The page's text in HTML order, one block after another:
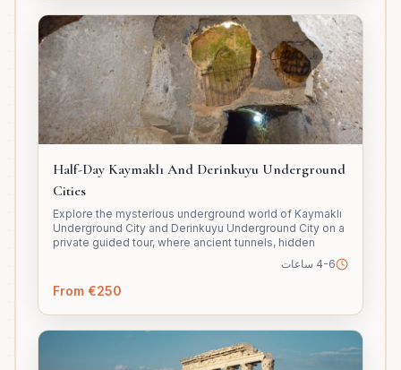
Half-Day Kaymaklı And Derinkuyu Underground
Cities
Explore the mysterious underground world of Kaymaklı
Underground City and Derinkuyu Underground City on a
private guided tour, where ancient tunnels, hidden
chambers, and remarkable engineering reveal the
fascinating history of early civilizations in Cappadocia.
4-6 ساعات
From €250